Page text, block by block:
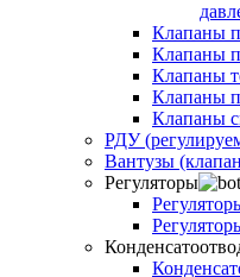
Клапаны
Клапаны
Клапаны
Клапаны
Клапаны
РДУ
Вантузы
Регуляторы